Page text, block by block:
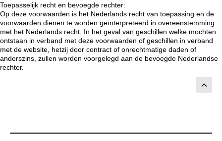
Toepasselijk recht en bevoegde rechter:
Op deze voorwaarden is het Nederlands recht van toepassing en de
voorwaarden dienen te worden geïnterpreteerd in overeenstemming
met het Nederlands recht. In het geval van geschillen welke mochten
ontstaan in verband met deze voorwaarden of geschillen in verband
met de website, hetzij door contract of onrechtmatige daden of
anderszins, zullen worden voorgelegd aan de bevoegde Nederlandse
rechter.